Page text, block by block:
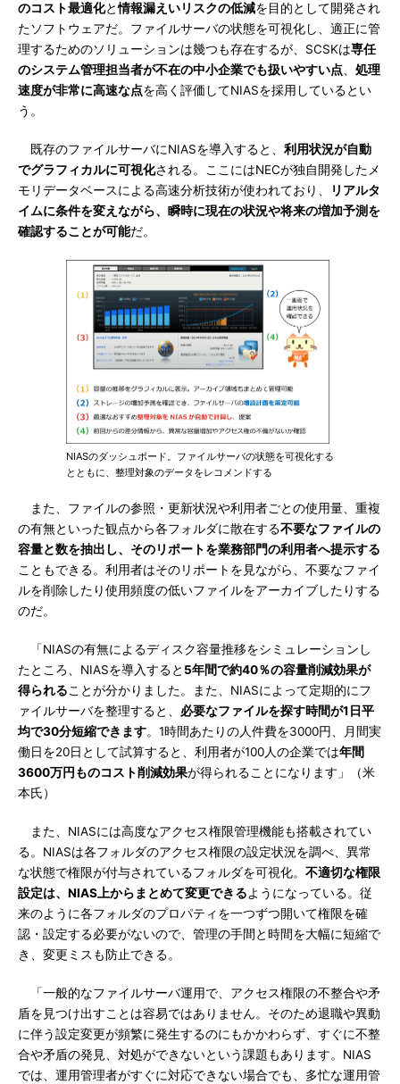
のコスト最適化と情報漏えいリスクの低減を目的として開発され
たソフトウェアだ。ファイルサーバの状態を可視化し、適正に管
理するためのソリューションは幾つも存在するが、SCSKは専任
のシステム管理担当者が不在の中小企業でも扱いやすい点
処理
速度が非常に高速な点を高く評価してNIASを採用しているとい
う。
既存のファイルサーバにNIASを導入すると、 利用状況が自動
でグラフィカルに可視化される。ここにはNECが独自開発したメ
モリデータベースによる高速分析技術が使われており、
リアルタ
イムに条件を変えながら、瞬時に現在の状況や将来の増加予測を
確認することが可能だ。
NIASのダッシュボード。ファイルサーバの状態を可視化する
とともに、整理対象のデータをレコメンドする
また、ファイルの参照・更新状況や利用者ごとの使用量、重複
の有無といった観点から各フォルダに散在する不要なファイルの
容量と数を抽出し、そのリポートを業務部門の利用者へ提示する
こともできる。利用者はそのリポートを見ながら、不要なファイ
ルを削除したり使用頻度の低いファイルをアーカイブしたりする
のだ。
「NIASの有無によるディスク容量推移をシミュレーションし
たところ、NIASを導入すると 5年間で約40％の容量削減効果が
得られることが分かりました。また、NIASによって定期的にフ
ァイルサーバを整理すると、 必要なファイルを探す時間が1日平
均で30分短縮できます。1時間あたりの人件費を3000円、月間実
働日を20日として試算すると、利用者が100人の企業では年間
3600万円ものコスト削減効果が得られることになります」（米
本氏）
また、NIASには高度なアクセス権限管理機能も搭載されてい
る。NIASは各フォルダのアクセス権限の設定状況を調べ、異常
な状態で権限が付与されているフォルダを可視化。 不適切な権限
設定は、NIAS上からまとめて変更できるようになっている。従
来のように各フォルダのプロパティを一つずつ開いて権限を確
認・設定する必要がないので、管理の手間と時間を大幅に短縮で
き、変更ミスも防止できる。
「一般的なファイルサーバ運用で、アクセス権限の不整合や矛
盾を見つけ出すことは容易ではありません。そのため退職や異動
に伴う設定変更が頻繁に発生するのにもかかわらず、すぐに不整
合や矛盾の発見、対処ができないという課題もあります。NIAS
では、運用管理者がすぐに対応できない場合でも、多忙な運用管